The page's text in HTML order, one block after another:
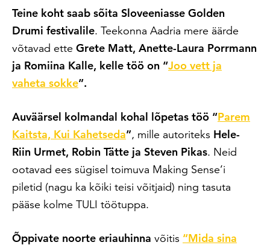
Teine koht saab sõita Sloveeniasse Golden
Drumi festivalile. Teekonna Aadria mere äärde
võtavad ette Grete Matt, Anette-Laura Porrmann
ja Romiina Kalle, kelle töö on “Joo vett ja
vaheta sokke”.
Auväärsel kolmandal kohal lõpetas töö “Parem
Kaitsta, Kui Kahetseda”, mille autoriteks Hele-
Riin Urmet, Robin Tätte ja Steven Pikas. Neid
ootavad ees sügisel toimuva Making Sense’i
piletid (nagu ka kõiki teisi võitjaid) ning tasuta
pääse kolme TULI töötuppa.
Õppivate noorte eriauhinna võitis “Mida sina